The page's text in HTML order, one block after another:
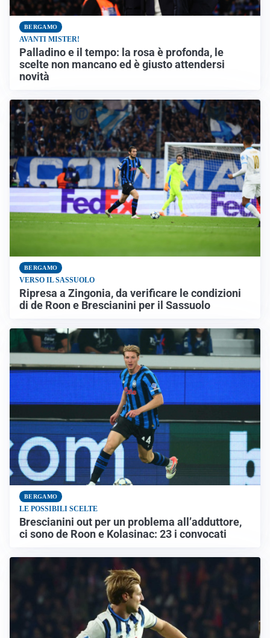
BERGAMO
AVANTI MISTER!
Palladino e il tempo: la rosa è profonda, le
scelte non mancano ed è giusto attendersi
novità
BERGAMO
VERSO IL SASSUOLO
Ripresa a Zingonia, da verificare le condizioni
di de Roon e Brescianini per il Sassuolo
BERGAMO
LE POSSIBILI SCELTE
Brescianini out per un problema all’adduttore,
ci sono de Roon e Kolasinac: 23 i convocati